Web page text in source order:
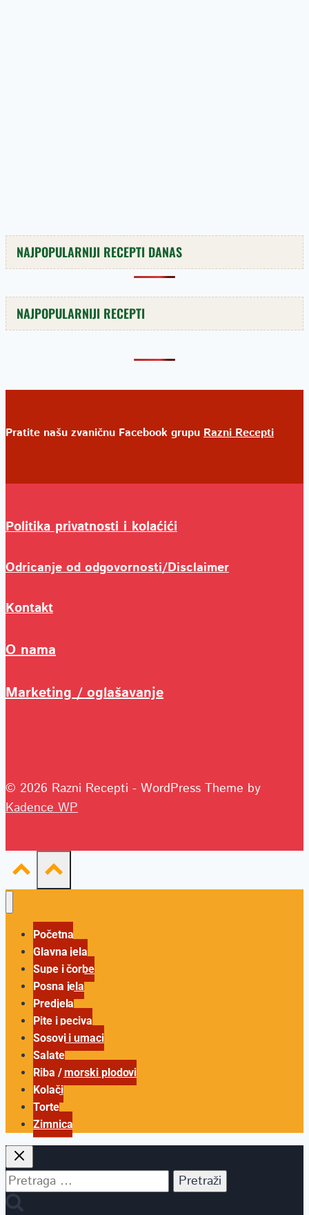
NAJPOPULARNIJI RECEPTI DANAS
NAJPOPULARNIJI RECEPTI
Pratite našu zvaničnu Facebook grupu Razni Recepti
Politika privatnosti i kolaćići
Odricanje od odgovornosti/Disclaimer
Kontakt
O nama
Marketing / oglašavanje
© 2026 Razni Recepti - WordPress Theme by
Kadence WP
Početna
Glavna jela
Supe i čorbe
Posna jela
Predjela
Pite i peciva
Sosovi i umaci
Salate
Riba / morski plodovi
Kolači
Torte
Zimnica
Pretraga
za: